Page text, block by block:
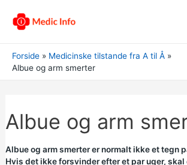
Forside
Medicinske tilstande fra A til Å
Albue og arm smerter
Albue og arm
Albue og arm smerter er normalt ikke et tegn
Hvis det ikke forsvinder efter et par uger, skal